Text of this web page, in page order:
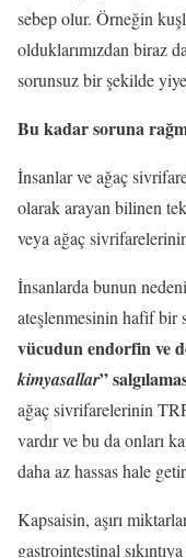
sebep olur. Örneğin
olduklarımızdan biraz
sorunsuz bir şekilde
Bu kadar soruna
İnsanlar ve ağaç
olarak arayan bilinen
veya ağaç
İnsanlarda bunun
ateşlenmesinin hafif bir
vücudun endorfin ve
kimyasallar”
ağaç sivrifarelerinin
vardır ve bu da onları
daha az hassas hale
Kapsaisin, aşırı
gastrointestinal